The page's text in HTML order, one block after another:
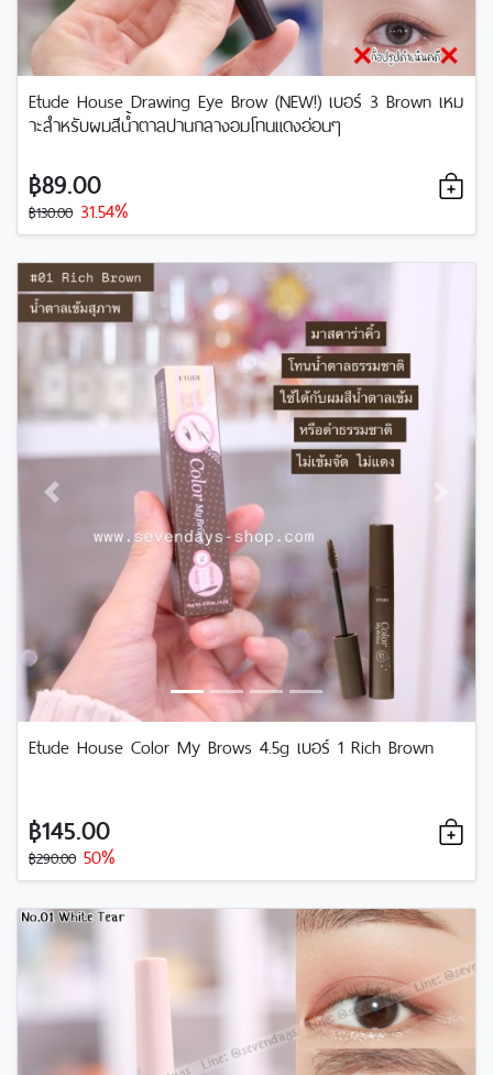
Etude House Drawing Eye Brow (NEW!) เบอร์ 3 Brown เหม
าะสำหรับผมสีน้ำตาลปานกลางอมโทนแดงอ่อนๆ
฿89.00
฿130.00 31.54%
Previous Next
Etude House Color My Brows 4.5g เบอร์ 1 Rich Brown
฿145.00
฿290.00 50%